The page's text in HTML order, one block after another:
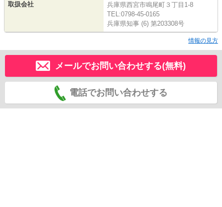
取扱会社
兵庫県西宮市鳴尾町３丁目1-8
TEL:0798-45-0165
兵庫県知事 (6) 第203308号
情報の見方
メールでお問い合わせする(無料)
電話でお問い合わせする